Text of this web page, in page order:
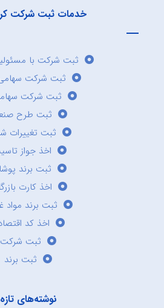
خدمات ثبت شرکت
ثبت شرکت با
ثبت شرکت
ثبت شرکت
ثبت طرح
ثبت تغییرات
اخذ جواز
ثبت برند
اخذ کارت
ثبت برند مواد
اخذ کد
ثبت شرکت
ثبت برند
نوشته‌های تازه